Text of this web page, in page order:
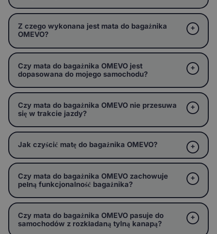
Z czego wykonana jest mata do bagażnika
OMEVO?
Czy mata do bagażnika OMEVO jest
dopasowana do mojego samochodu?
Czy mata do bagażnika OMEVO nie przesuwa
się w trakcie jazdy?
Jak czyścić matę do bagażnika OMEVO?
Czy mata do bagażnika OMEVO zachowuje
pełną funkcjonalność bagażnika?
Czy mata do bagażnika OMEVO pasuje do
samochodów z rozkładaną tylną kanapą?